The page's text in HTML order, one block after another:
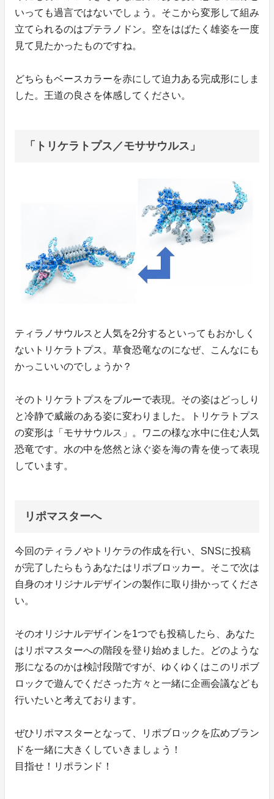
いっても過言ではないでしょう。そこから変形して組み
立てられるのはプテラノドン。空をはばたく雄姿を一度
見て見たかったものですね。
どちらもベースカラーを赤にして迫力ある完成形にしま
した。王道の良さを体感してください。
「トリケラトプス／モササウルス」
ティラノサウルスと人気を2分するといってもおかしく
ないトリケラトプス。草食恐竜なのになぜ、こんなにも
かっこいいのでしょうか？
そのトリケラトプスをブルーで表現。その姿はどっしり
と冷静で威厳のある姿に変わりました。トリケラトプス
の変形は「モササウルス」。ワニの様な水中に住む人気
恐竜です。水の中を悠然と泳ぐ姿を海の青を使って表現
しています。
リポマスターへ
今回のティラノやトリケラの作成を行い、SNSに投稿
が完了したらもうあなたはリポブロッカー。そこで次は
自身のオリジナルデザインの製作に取り掛かってくださ
い。
そのオリジナルデザインを1つでも投稿したら、あなた
はリポマスターへの階段を登り始めました。どのような
形になるのかは検討段階ですが、ゆくゆくはこのリポブ
ロックで遊んでくださった方々と一緒に企画会議なども
行いたいと考えております。
ぜひリポマスターとなって、リポブロックを広めブラン
ドを一緒に大きくしていきましょう！
目指せ！リポランド！